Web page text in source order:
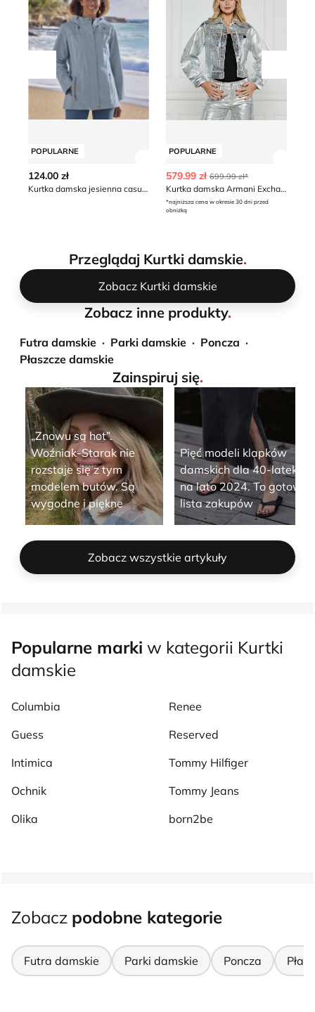
Przesuń w lewo
POPULARNE
124.00 zł
Kurtka damska jesienna casualowa Atlas For Men
POPULARNE
579.99 zł 699.99 zł*
Kurtka damska Armani Exchange
*najniższa cena w okresie 30 dni przed
obniżką
Przeglądaj Kurtki damskie.
Zobacz Kurtki damskie
Zobacz inne produkty.
Futra damskie Parki damskie
Poncza
Płaszcze damskie
Zainspiruj się.
„Znowu są hot”.
Woźniak-Starak nie
rozstaje się z tym
modelem butów. Są
wygodne i piękne
Pięć modeli klapków
damskich dla 40-latek
na lato 2024. To gotowa
lista zakupów
Zobacz wszystkie artykuły
Popularne marki w kategorii Kurtki
damskie
Columbia
Guess
Intimica
Ochnik
Olika
Renee
Reserved
Tommy Hilfiger
Tommy Jeans
born2be
Zobacz podobne kategorie
Futra damskie Parki damskie Poncza